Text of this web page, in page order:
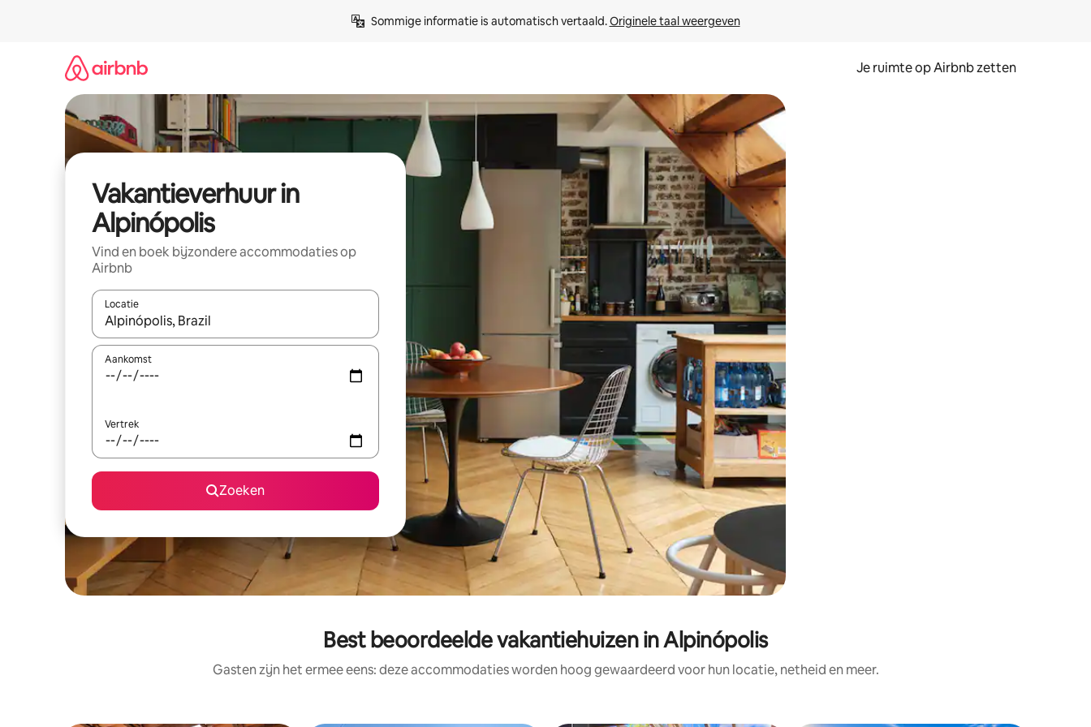
Sommige informatie is automatisch vertaald. Originele taal weergeven
Je ruimte op Airbnb zetten
Vakantieverhuur in
Alpinópolis
Vind en boek bijzondere accommodaties op
Airbnb
Locatie
Wanneer er suggesties beschikbaar zijn, maak je een keuze met je de pijltjestoetsen omhoog en omlaag, óf door te tikken of swipen.
Aankomst
Vertrek
Zoeken
Best beoordeelde vakantiehuizen in Alpinópolis
Gasten zijn het ermee eens: deze accommodaties worden hoog gewaardeerd voor hun locatie, netheid en meer.